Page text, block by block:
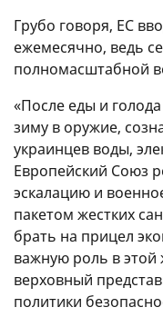
Грубо говоря, ЕС
ежемесячно, ведь
полномасштабной
«После еды и
зиму в оружие,
украинцев воды,
Европейский Союз
эскалацию и
пакетом жестких
брать на прицел
важную роль в этой
верховный
политики